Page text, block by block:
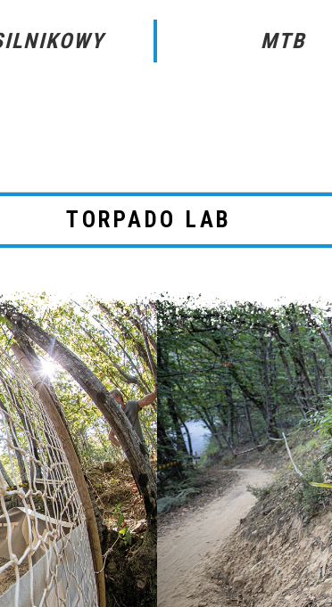
MTB
TORPADO LAB